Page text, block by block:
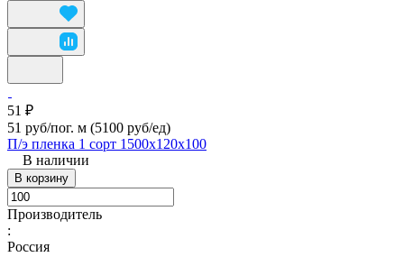
51 ₽
51 руб/пог. м (5100 руб/eд)
П/э пленка 1 сорт 1500х120х100
В наличии
В корзину
Производитель
:
Россия